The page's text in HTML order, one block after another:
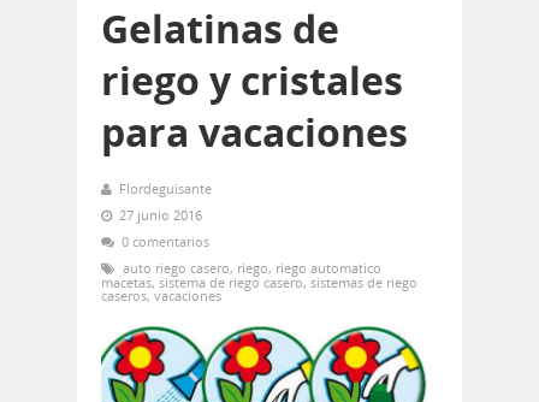
Gelatinas de
riego y cristales
para vacaciones
Flordeguisante
27 junio 2016
0 comentarios
auto riego casero, riego, riego automatico
macetas, sistema de riego casero, sistemas de riego
caseros, vacaciones